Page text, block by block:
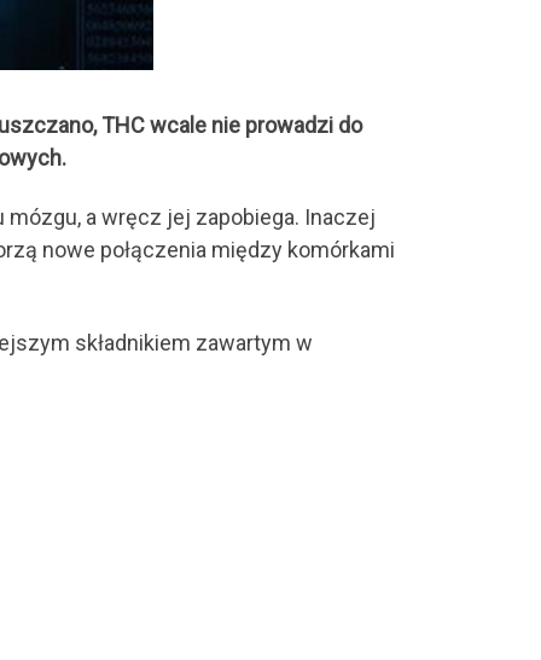
THC wcale nie prowadzi do
a wręcz jej zapobiega. Inaczej
nowe połączenia między komórkami
składnikiem zawartym w